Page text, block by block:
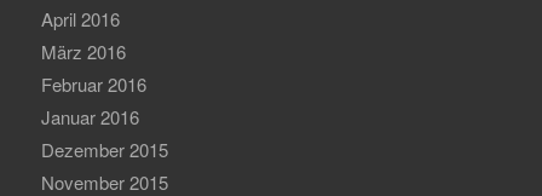
April 2016
März 2016
Februar 2016
Januar 2016
Dezember 2015
November 2015